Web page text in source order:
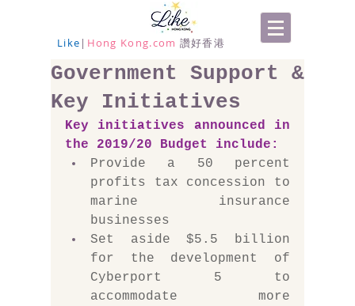
Like | Hong Kong.com 讚好香港
Government Support &
Key Initiatives
Key initiatives announced in
the 2019/20 Budget
include:
Provide a 50 percent
profits tax concession to
marine insurance
businesses
Set aside $5.5 billion
for the development of
Cyberport 5 to
accommodate more